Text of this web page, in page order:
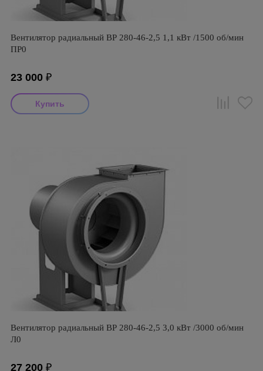
Вентилятор радиальный ВР 280-46-2,5 1,1 кВт /1500 об/мин
ПР0
23 000 ₽
Вентилятор радиальный ВР 280-46-2,5 3,0 кВт /3000 об/мин
Л0
27 200 ₽